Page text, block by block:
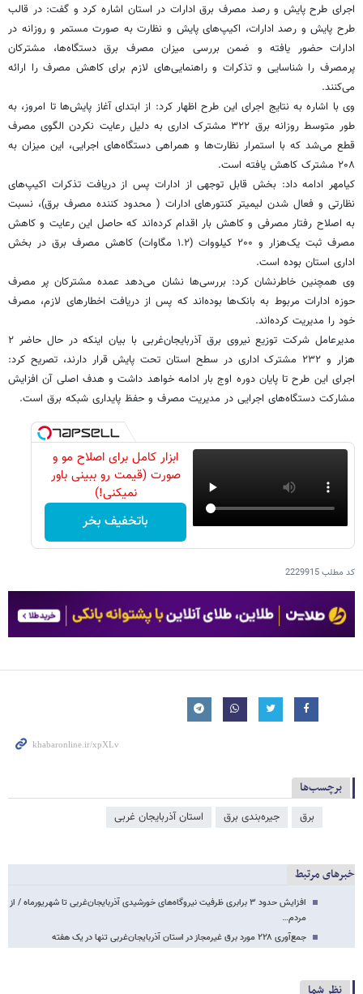
اجرای طرح پایش و رصد مصرف برق ادارات در استان اشاره کرد و گفت: در قالب
طرح پایش و رصد ادارات، اکیپ‌های پایش و نظارت به صورت مستمر و روزانه در
ادارات حضور یافته و ضمن بررسی میزان مصرف برق دستگاه‌ها، مشترکان
پرمصرف را شناسایی و تذکرات و راهنمایی‌های لازم برای کاهش مصرف را ارائه
می‌کنند.
وی با اشاره به نتایج اجرای این طرح اظهار کرد: از ابتدای آغاز پایش‌ها تا امروز، به
طور متوسط روزانه برق ۳۲۲ مشترک اداری به دلیل رعایت نکردن الگوی مصرف
قطع می‌شد که با استمرار نظارت‌ها و همراهی دستگاه‌های اجرایی، این میزان به
۲۰۸ مشترک کاهش یافته است.
کیامهر ادامه داد: بخش قابل توجهی از ادارات پس از دریافت تذکرات اکیپ‌های
نظارتی و فعال شدن لیمیتر کنتورهای ادارات ( محدود کننده مصرف برق)، نسبت
به اصلاح رفتار مصرفی و کاهش بار اقدام کرده‌اند که حاصل این رعایت و کاهش
مصرف ثبت یک‌هزار و ۲۰۰ کیلووات (۱.۲ مگاوات) کاهش مصرف برق در بخش
اداری استان بوده است.
وی همچنین خاطرنشان کرد: بررسی‌ها نشان می‌دهد عمده مشترکان پر مصرف
حوزه ادارات مربوط به بانک‌ها بوده‌اند که پس از دریافت اخطارهای لازم، مصرف
خود را مدیریت کرده‌اند.
مدیرعامل شرکت توزیع نیروی برق آذربایجان‌غربی با بیان اینکه در حال حاضر ۲
هزار و ۲۳۲ مشترک اداری در سطح استان تحت پایش قرار دارند، تصریح کرد:
اجرای این طرح تا پایان دوره اوج بار ادامه خواهد داشت و هدف اصلی آن افزایش
مشارکت دستگاه‌های اجرایی در مدیریت مصرف و حفظ پایداری شبکه برق است.
ابزار کامل برای اصلاح مو و
صورت (قیمت رو ببینی باور
نمیکنی!)
باتخفیف بخر
کد مطلب2229915
برچسب‌ها
برق جیره‌بندی برق استان آذربایجان غربی
خبرهای مرتبط
افزایش حدود ۳ برابری ظرفیت نیروگاه‌های خورشیدی آذربایجان‌غربی تا شهریورماه / از
مردم…
جمع‌آوری ۲۲۸ مورد برق غیرمجاز در استان آذربایجان‌غربی تنها در یک هفته